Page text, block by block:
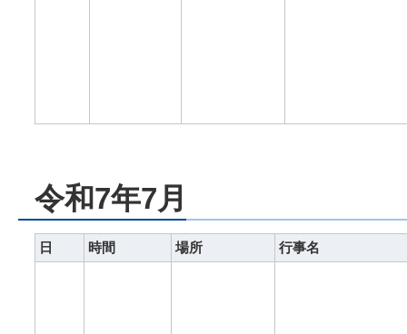
令和7年7月
日 時間 場所 行事名